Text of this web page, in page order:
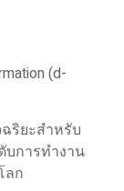
(d-
ริยะสำหรับ
บการทำงาน
ลก